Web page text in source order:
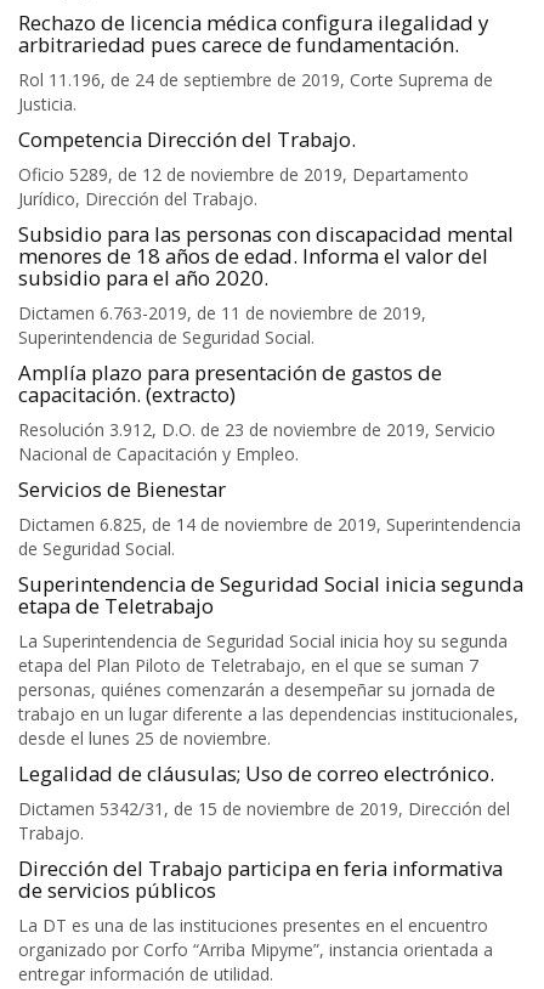
Rechazo de licencia médica configura ilegalidad y
arbitrariedad pues carece de fundamentación.
Rol 11.196, de 24 de septiembre de 2019, Corte Suprema de
Justicia.
Competencia Dirección del Trabajo.
Oficio 5289, de 12 de noviembre de 2019, Departamento
Jurídico, Dirección del Trabajo.
Subsidio para las personas con discapacidad mental
menores de 18 años de edad. Informa el valor del
subsidio para el año 2020.
Dictamen 6.763-2019, de 11 de noviembre de 2019,
Superintendencia de Seguridad Social.
Amplía plazo para presentación de gastos de
capacitación. (extracto)
Resolución 3.912, D.O. de 23 de noviembre de 2019, Servicio
Nacional de Capacitación y Empleo.
Servicios de Bienestar
Dictamen 6.825, de 14 de noviembre de 2019, Superintendencia
de Seguridad Social.
Superintendencia de Seguridad Social inicia segunda
etapa de Teletrabajo
La Superintendencia de Seguridad Social inicia hoy su segunda
etapa del Plan Piloto de Teletrabajo, en el que se suman 7
personas, quiénes comenzarán a desempeñar su jornada de
trabajo en un lugar diferente a las dependencias institucionales,
desde el lunes 25 de noviembre.
Legalidad de cláusulas; Uso de correo electrónico.
Dictamen 5342/31, de 15 de noviembre de 2019, Dirección del
Trabajo.
Dirección del Trabajo participa en feria informativa
de servicios públicos
La DT es una de las instituciones presentes en el encuentro
organizado por Corfo “Arriba Mipyme”, instancia orientada a
entregar información de utilidad.